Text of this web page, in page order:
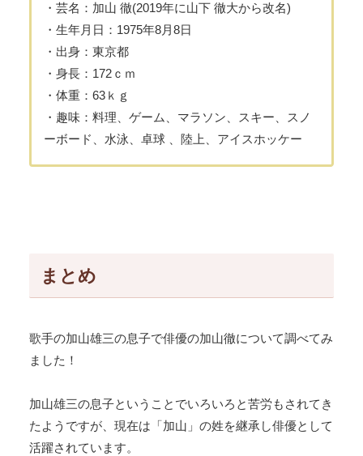
・芸名：加山 徹(2019年に山下 徹大から改名)
・生年月日：1975年8月8日
・出身：東京都
・身長：172ｃｍ
・体重：63ｋｇ
・趣味：料理、ゲーム、マラソン、スキー、スノ
ーボード、水泳、卓球 、陸上、アイスホッケー
まとめ
歌手の加山雄三の息子で俳優の加山徹について調べてみ
ました！
加山雄三の息子ということでいろいろと苦労もされてき
たようですが、現在は「加山」の姓を継承し俳優として
活躍されています。